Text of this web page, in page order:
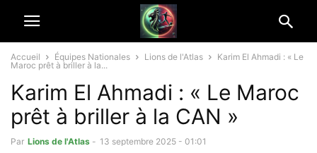
Accueil Équipes Nationales Lions de l'Atlas
Karim El Ahmadi : « Le
Maroc prêt à briller à la...
Karim El Ahmadi : « Le Maroc
prêt à briller à la CAN »
Par Lions de l'Atlas - 13 septembre 2025 - 01:01